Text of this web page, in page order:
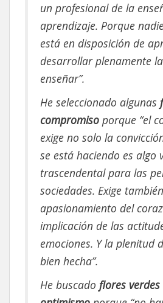
un profesional de la
aprendizaje. Porque
está en disposición de
desarrollar plenamente
enseñar”.
He seleccionado algunas
compromiso porque “el
exige no solo la
se está haciendo es algo
trascendental para las
sociedades. Exige
apasionamiento del
implicación de las
emociones. Y la plenitud
bien hecha”.
He buscado flores verdes